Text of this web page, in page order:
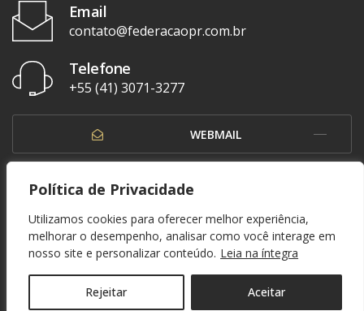
Política de Privacidade
Utilizamos cookies para oferecer melhor experiência,
melhorar o desempenho, analisar como você interage em
nosso site e personalizar conteúdo. Leia na íntegra
Rejeitar Aceitar
Email
contato@federacaopr.com.br
Telefone
+55 (41) 3071-3277
WEBMAIL
OUVIDORIA
© 1937 - 2026. Federação Paranaense de Futebol. Todos os direitos reservados. By